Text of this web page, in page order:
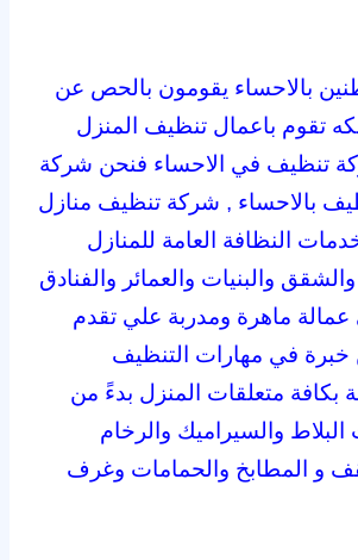
بالاحساء يقومون بالحص عن
تقوم باعمال تنظيف المنزل
تنظيف في الاحساء فنحن شركة
بالاحساء , شركة تنظيف منازل
النظافة العامة للمنازل
والبنيات والعمائر والفنادق
ماهرة ومدربة علي تقدم
خبرة في مهارات التنظيف
بكافة متعلقات المنزل بدءً من
والسيراميك والرخام
و المطابخ والحمامات وغرف